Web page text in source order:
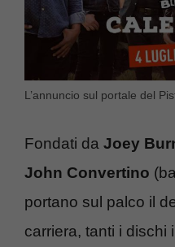
L’annuncio sul portale del
Fondati da Joey
John Convertino
portano sul palco il
carriera, tanti i dischi